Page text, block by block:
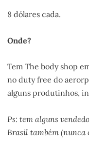
8 dólares cada.
Onde?
Tem The body shop
no duty free do
alguns produtinhos,
Ps: tem alguns
Brasil também (nunca